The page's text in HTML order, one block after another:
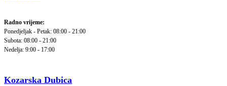
Radno vrijeme:
Ponedjeljak - Petak: 08:00 - 21:00
Subota: 08:00 - 21:00
Nedelja: 9:00 - 17:00
Kozarska Dubica